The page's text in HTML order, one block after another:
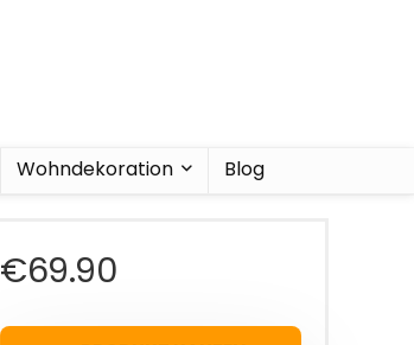
Wohndekoration Blog
€69.90